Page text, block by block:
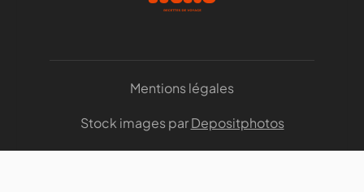
Mentions légales
Stock images parDepositphotos